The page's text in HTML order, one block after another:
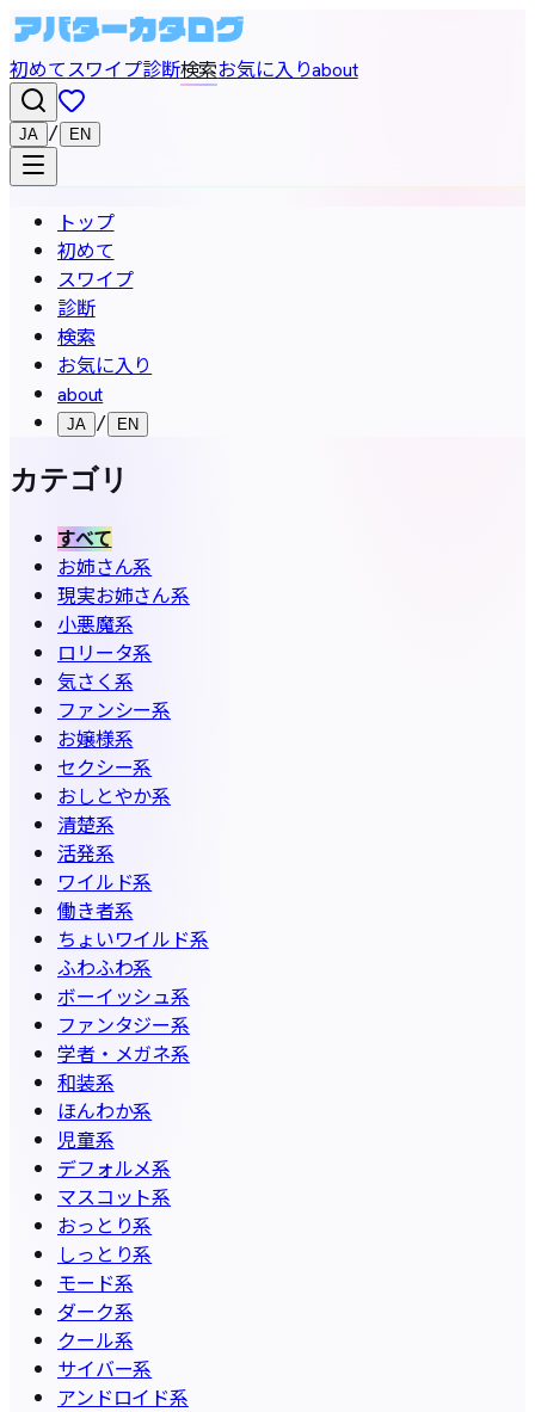
初めてスワイプ診断検索お気に入りabout
JA / EN
トップ
初めて
スワイプ
診断
検索
お気に入り
about
JA / EN
カテゴリ
すべて
お姉さん系
現実お姉さん系
小悪魔系
ロリータ系
気さく系
ファンシー系
お嬢様系
セクシー系
おしとやか系
清楚系
活発系
ワイルド系
働き者系
ちょいワイルド系
ふわふわ系
ボーイッシュ系
ファンタジー系
学者・メガネ系
和装系
ほんわか系
児童系
デフォルメ系
マスコット系
おっとり系
しっとり系
モード系
ダーク系
クール系
サイバー系
アンドロイド系